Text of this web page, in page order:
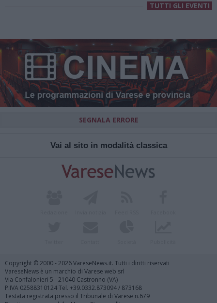
TUTTI GLI EVENTI
SEGNALA ERRORE
Vai al sito in modalità classica
Copyright © 2000 - 2026 VareseNews.it. Tutti i diritti riservati
VareseNews è un marchio di Varese web srl
Via Confalonieri 5 - 21040 Castronno (VA)
P.IVA 02588310124 Tel. +39.0332.873094 / 873168
Testata registrata presso il Tribunale di Varese n.679